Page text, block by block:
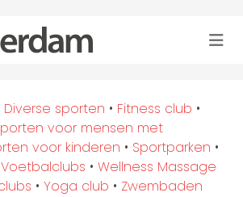
Diverse sporten • Fitness club •
voor mensen met
voor kinderen • Sportparken •
Voetbalclubs • Wellness Massage
• Yoga club • Zwembaden